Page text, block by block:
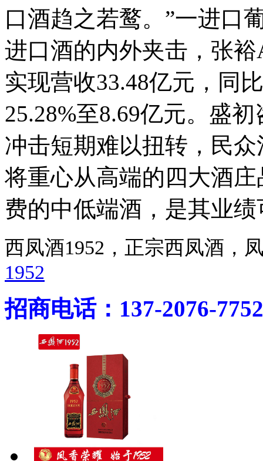
口酒趋之若鹜。”一进口
进口酒的内外夹击，张
实现营收33.48亿元，同
25.28%至8.69亿元。盛
冲击短期难以扭转，民
将重心从高端的四大酒
费的中低端酒，是其业
西凤酒1952，正宗西凤酒
1952
招商电话：137-2076-7752